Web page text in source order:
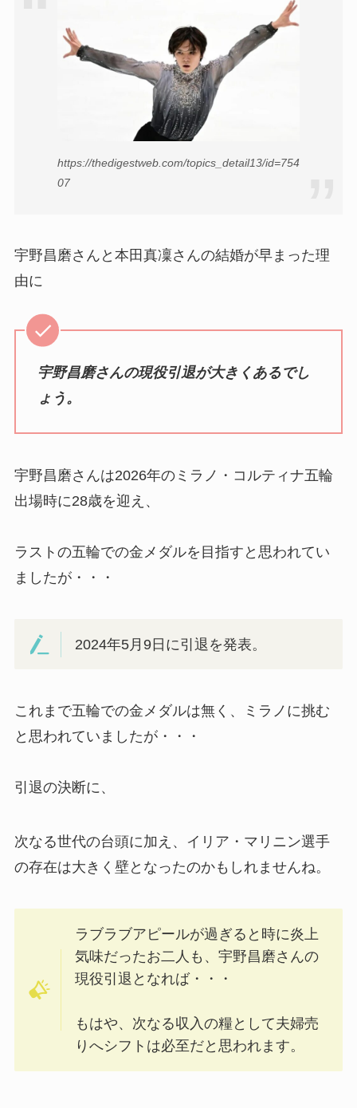
https://thedigestweb.com/topics_detail13/id=754
07
宇野昌磨さんと本田真凜さんの結婚が早まった理
由に
宇野昌磨さんの現役引退が大きくあるでし
ょう。
宇野昌磨さんは2026年のミラノ・コルティナ五輪
出場時に28歳を迎え、
ラストの五輪での金メダルを目指すと思われてい
ましたが・・・
2024年5月9日に引退を発表。
これまで五輪での金メダルは無く、ミラノに挑む
と思われていましたが・・・
引退の決断に、
次なる世代の台頭に加え、イリア・マリニン選手
の存在は大きく壁となったのかもしれませんね。
ラブラブアピールが過ぎると時に炎上
気味だったお二人も、宇野昌磨さんの
現役引退となれば・・・
もはや、次なる収入の糧として夫婦売
りへシフトは必至だと思われます。